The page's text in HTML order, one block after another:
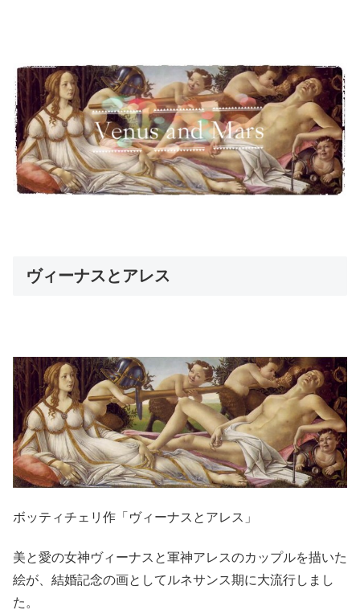
ヴィーナスとアレス
ボッティチェリ作「ヴィーナスとアレス」
美と愛の女神ヴィーナスと軍神アレスのカップルを描いた
絵が、結婚記念の画としてルネサンス期に大流行しまし
た。